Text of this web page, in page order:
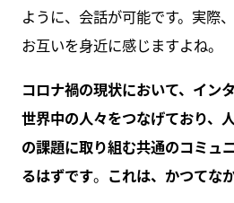
ように、会話が可能です。実際
お互いを身近に感じますよね。
コロナ禍の現状において、イン
世界中の人々をつなげており、
の課題に取り組む共通のコミュ
るはずです。 これは、かつてな